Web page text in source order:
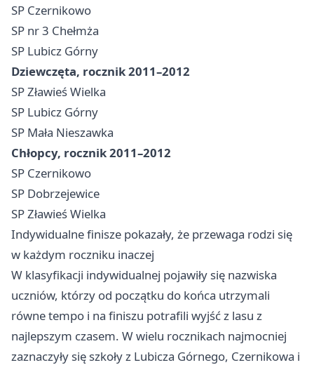
SP Czernikowo
SP nr 3 Chełmża
SP Lubicz Górny
Dziewczęta, rocznik 2011–2012
SP Zławieś Wielka
SP Lubicz Górny
SP Mała Nieszawka
Chłopcy, rocznik 2011–2012
SP Czernikowo
SP Dobrzejewice
SP Zławieś Wielka
Indywidualne finisze pokazały, że przewaga rodzi się
w każdym roczniku inaczej
W klasyfikacji indywidualnej pojawiły się nazwiska
uczniów, którzy od początku do końca utrzymali
równe tempo i na finiszu potrafili wyjść z lasu z
najlepszym czasem. W wielu rocznikach najmocniej
zaznaczyły się szkoły z Lubicza Górnego, Czernikowa i